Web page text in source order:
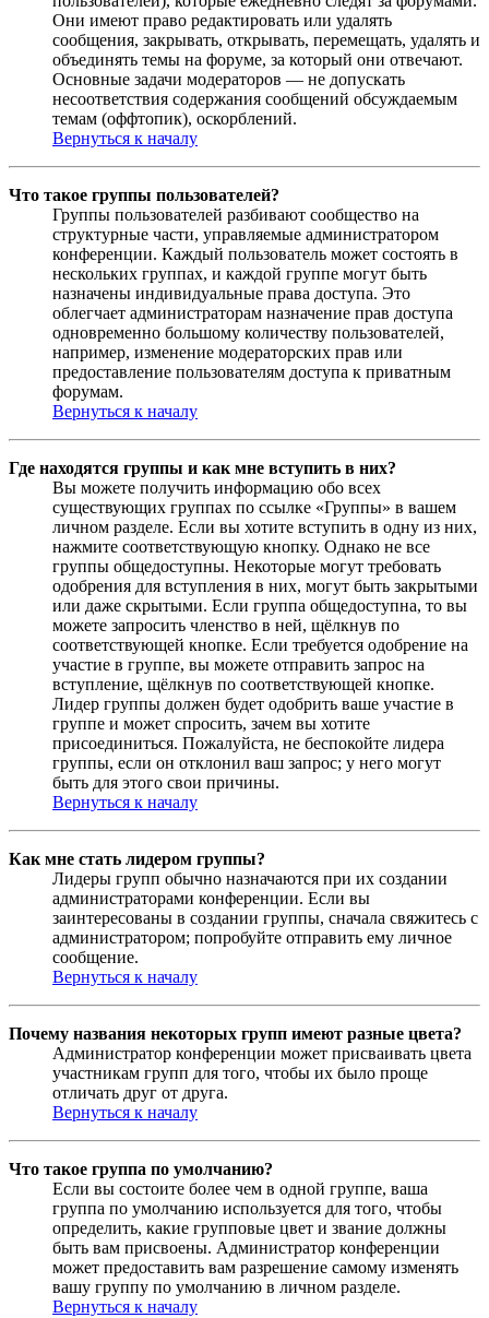
Они имеют право редактировать или удалять
сообщения, закрывать, открывать, перемещать, удалять и
объединять темы на форуме, за который они отвечают.
Основные задачи модераторов — не допускать
несоответствия содержания сообщений обсуждаемым
темам (оффтопик), оскорблений.
Вернуться к началу
Что такое группы пользователей?
Группы пользователей разбивают сообщество на
структурные части, управляемые администратором
конференции. Каждый пользователь может состоять в
нескольких группах, и каждой группе могут быть
назначены индивидуальные права доступа. Это
облегчает администраторам назначение прав доступа
одновременно большому количеству пользователей,
например, изменение модераторских прав или
предоставление пользователям доступа к приватным
форумам.
Вернуться к началу
Где находятся группы и как мне вступить в них?
Вы можете получить информацию обо всех
существующих группах по ссылке «Группы» в вашем
личном разделе. Если вы хотите вступить в одну из них,
нажмите соответствующую кнопку. Однако не все
группы общедоступны. Некоторые могут требовать
одобрения для вступления в них, могут быть закрытыми
или даже скрытыми. Если группа общедоступна, то вы
можете запросить членство в ней, щёлкнув по
соответствующей кнопке. Если требуется одобрение на
участие в группе, вы можете отправить запрос на
вступление, щёлкнув по соответствующей кнопке.
Лидер группы должен будет одобрить ваше участие в
группе и может спросить, зачем вы хотите
присоединиться. Пожалуйста, не беспокойте лидера
группы, если он отклонил ваш запрос; у него могут
быть для этого свои причины.
Вернуться к началу
Как мне стать лидером группы?
Лидеры групп обычно назначаются при их создании
администраторами конференции. Если вы
заинтересованы в создании группы, сначала свяжитесь с
администратором; попробуйте отправить ему личное
сообщение.
Вернуться к началу
Почему названия некоторых групп имеют разные цвета?
Администратор конференции может присваивать цвета
участникам групп для того, чтобы их было проще
отличать друг от друга.
Вернуться к началу
Что такое группа по умолчанию?
Если вы состоите более чем в одной группе, ваша
группа по умолчанию используется для того, чтобы
определить, какие групповые цвет и звание должны
быть вам присвоены. Администратор конференции
может предоставить вам разрешение самому изменять
вашу группу по умолчанию в личном разделе.
Вернуться к началу